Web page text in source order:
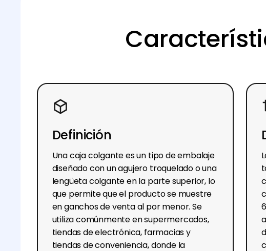
Definición
Una caja colgante es un tipo de embalaje
diseñado con un agujero troquelado o una
lengüeta colgante en la parte superior, lo
que permite que el producto se muestre
en ganchos de venta al por menor. Se
utiliza comúnmente en supermercados,
tiendas de electrónica, farmacias y
tiendas de conveniencia, donde la